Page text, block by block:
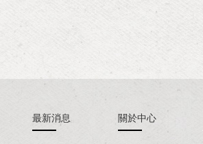
最新消息 關於中心